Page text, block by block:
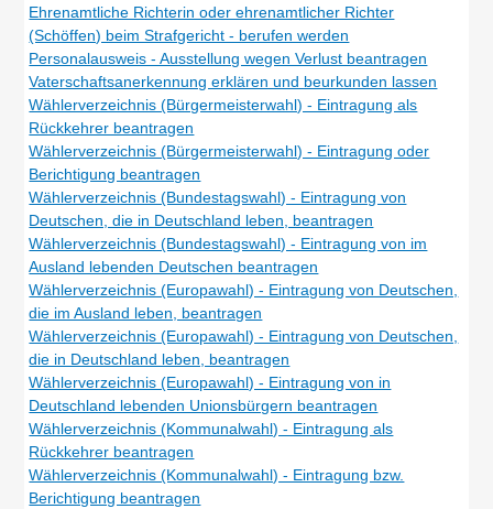
Ehrenamtliche Richterin oder ehrenamtlicher Richter
(Schöffen) beim Strafgericht - berufen werden
Personalausweis - Ausstellung wegen Verlust beantragen
Vaterschaftsanerkennung erklären und beurkunden lassen
Wählerverzeichnis (Bürgermeisterwahl) - Eintragung als
Rückkehrer beantragen
Wählerverzeichnis (Bürgermeisterwahl) - Eintragung oder
Berichtigung beantragen
Wählerverzeichnis (Bundestagswahl) - Eintragung von
Deutschen, die in Deutschland leben, beantragen
Wählerverzeichnis (Bundestagswahl) - Eintragung von im
Ausland lebenden Deutschen beantragen
Wählerverzeichnis (Europawahl) - Eintragung von Deutschen,
die im Ausland leben, beantragen
Wählerverzeichnis (Europawahl) - Eintragung von Deutschen,
die in Deutschland leben, beantragen
Wählerverzeichnis (Europawahl) - Eintragung von in
Deutschland lebenden Unionsbürgern beantragen
Wählerverzeichnis (Kommunalwahl) - Eintragung als
Rückkehrer beantragen
Wählerverzeichnis (Kommunalwahl) - Eintragung bzw.
Berichtigung beantragen